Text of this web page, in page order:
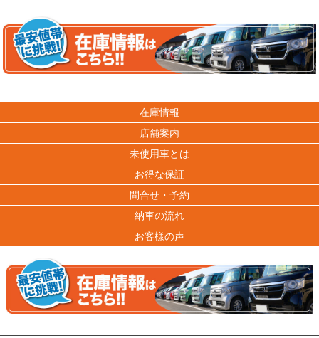
在庫情報
店舗案内
未使用車とは
お得な保証
問合せ・予約
納車の流れ
お客様の声